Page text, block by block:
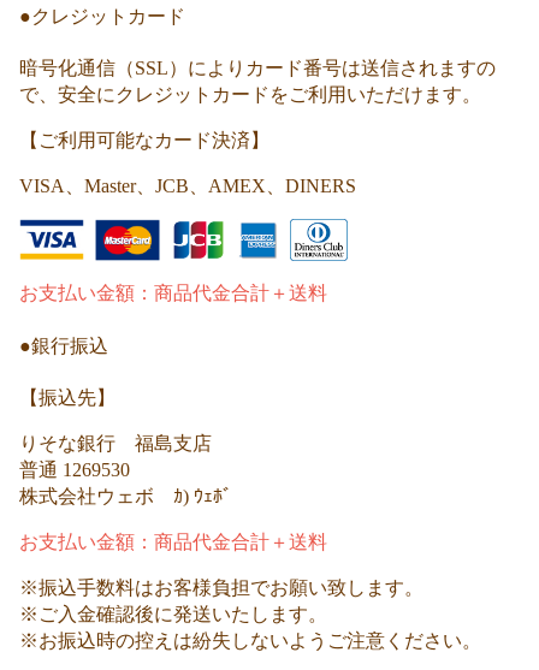
●クレジットカード
暗号化通信（SSL）によりカード番号は送信されますの
で、安全にクレジットカードをご利用いただけます。
【ご利用可能なカード決済】
VISA、Master、JCB、AMEX、DINERS
お支払い金額：商品代金合計＋送料
●銀行振込
【振込先】
りそな銀行 福島支店
普通 1269530
株式会社ウェボ ｶ) ｳｪﾎﾞ
お支払い金額：商品代金合計＋送料
※振込手数料はお客様負担でお願い致します。
※ご入金確認後に発送いたします。
※お振込時の控えは紛失しないようご注意ください。